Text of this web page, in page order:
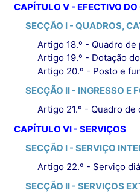
CAPÍTULO V - EFECTIVO DO
SECÇÃO I - QUADROS,
Artigo 18.º - Quadro de
Artigo 19.º - Dotação
Artigo 20.º - Posto e
SECÇÃO II - INGRESSO E
Artigo 21.º - Quadro de
CAPÍTULO VI - SERVIÇOS
SECÇÃO I - SERVIÇO
Artigo 22.º - Serviço
SECÇÃO II - SERVIÇOS